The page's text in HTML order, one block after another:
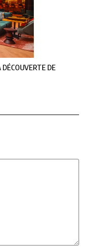
DÉCOUVERTE DE